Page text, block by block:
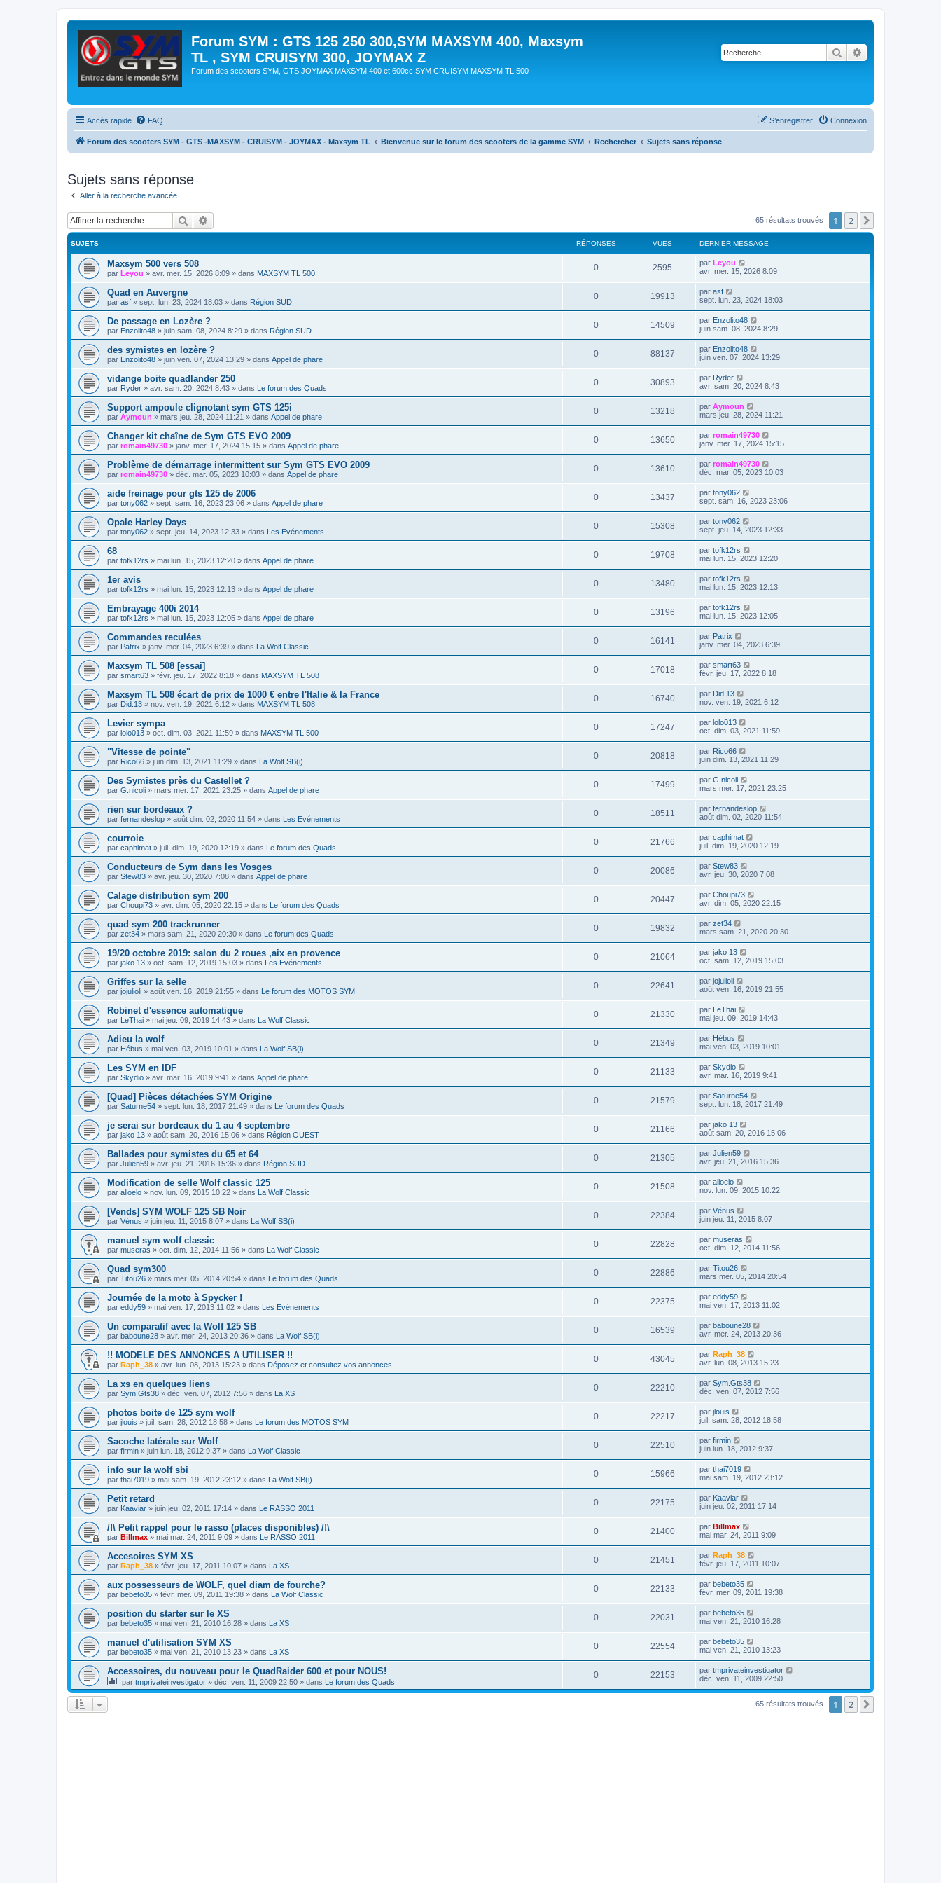
Forum SYM : GTS 125 250 300,SYM MAXSYM 400, Maxsym
TL , SYM CRUISYM 300, JOYMAX Z
Forum des scooters SYM, GTS JOYMAX MAXSYM 400 et 600cc SYM CRUISYM MAXSYM TL 500
Rechercher
Accès rapide FAQ Connexion
S’enregistrer
Forum des scooters SYM - GTS -MAXSYM - CRUISYM - JOYMAX - Maxsym TL Bienvenue sur le forum des scooters de la gamme SYM Rechercher Sujets sans réponse
Sujets sans réponse
Aller à la recherche avancée
Rechercher 65 résultats trouvés 1 2
SUJETS RÉPONSES VUES DERNIER MESSAGE
Maxsym 500 vers 508
par Leyou » avr. mer. 15, 2026 8:09 » dans MAXSYM TL 500
0 2595 par Leyou
avr. mer. 15, 2026 8:09
Quad en Auvergne
par asf » sept. lun. 23, 2024 18:03 » dans Région SUD
0 19913 par asf
sept. lun. 23, 2024 18:03
De passage en Lozère ?
par Enzolito48 » juin sam. 08, 2024 8:29 » dans Région SUD
0 14509 par Enzolito48
juin sam. 08, 2024 8:29
des symistes en lozère ?
par Enzolito48 » juin ven. 07, 2024 13:29 » dans Appel de phare
0 88137 par Enzolito48
juin ven. 07, 2024 13:29
vidange boite quadlander 250
par Ryder » avr. sam. 20, 2024 8:43 » dans Le forum des Quads
0 30893 par Ryder
avr. sam. 20, 2024 8:43
Support ampoule clignotant sym GTS 125i
par Aymoun » mars jeu. 28, 2024 11:21 » dans Appel de phare
0 13218 par Aymoun
mars jeu. 28, 2024 11:21
Changer kit chaîne de Sym GTS EVO 2009
par romain49730 » janv. mer. 17, 2024 15:15 » dans Appel de phare
0 13650 par romain49730
janv. mer. 17, 2024 15:15
Problème de démarrage intermittent sur Sym GTS EVO 2009
par romain49730 » déc. mar. 05, 2023 10:03 » dans Appel de phare
0 13610 par romain49730
déc. mar. 05, 2023 10:03
aide freinage pour gts 125 de 2006
par tony062 » sept. sam. 16, 2023 23:06 » dans Appel de phare
0 13437 par tony062
sept. sam. 16, 2023 23:06
Opale Harley Days
par tony062 » sept. jeu. 14, 2023 12:33 » dans Les Evénements
0 15308 par tony062
sept. jeu. 14, 2023 12:33
68
par tofk12rs » mai lun. 15, 2023 12:20 » dans Appel de phare
0 19708 par tofk12rs
mai lun. 15, 2023 12:20
1er avis
par tofk12rs » mai lun. 15, 2023 12:13 » dans Appel de phare
0 13480 par tofk12rs
mai lun. 15, 2023 12:13
Embrayage 400i 2014
par tofk12rs » mai lun. 15, 2023 12:05 » dans Appel de phare
0 13196 par tofk12rs
mai lun. 15, 2023 12:05
Commandes reculées
par Patrix » janv. mer. 04, 2023 6:39 » dans La Wolf Classic
0 16141 par Patrix
janv. mer. 04, 2023 6:39
Maxsym TL 508 [essai]
par smart63 » févr. jeu. 17, 2022 8:18 » dans MAXSYM TL 508
0 17018 par smart63
févr. jeu. 17, 2022 8:18
Maxsym TL 508 écart de prix de 1000 € entre l'Italie & la France
par Did.13 » nov. ven. 19, 2021 6:12 » dans MAXSYM TL 508
0 16740 par Did.13
nov. ven. 19, 2021 6:12
Levier sympa
par lolo013 » oct. dim. 03, 2021 11:59 » dans MAXSYM TL 500
0 17247 par lolo013
oct. dim. 03, 2021 11:59
"Vitesse de pointe"
par Rico66 » juin dim. 13, 2021 11:29 » dans La Wolf SB(i)
0 20818 par Rico66
juin dim. 13, 2021 11:29
Des Symistes près du Castellet ?
par G.nicoli » mars mer. 17, 2021 23:25 » dans Appel de phare
0 17499 par G.nicoli
mars mer. 17, 2021 23:25
rien sur bordeaux ?
par fernandeslop » août dim. 02, 2020 11:54 » dans Les Evénements
0 18511 par fernandeslop
août dim. 02, 2020 11:54
courroie
par caphimat » juil. dim. 19, 2020 12:19 » dans Le forum des Quads
0 21766 par caphimat
juil. dim. 19, 2020 12:19
Conducteurs de Sym dans les Vosges
par Stew83 » avr. jeu. 30, 2020 7:08 » dans Appel de phare
0 20086 par Stew83
avr. jeu. 30, 2020 7:08
Calage distribution sym 200
par Choupi73 » avr. dim. 05, 2020 22:15 » dans Le forum des Quads
0 20447 par Choupi73
avr. dim. 05, 2020 22:15
quad sym 200 trackrunner
par zet34 » mars sam. 21, 2020 20:30 » dans Le forum des Quads
0 19832 par zet34
mars sam. 21, 2020 20:30
19/20 octobre 2019: salon du 2 roues ,aix en provence
par jako 13 » oct. sam. 12, 2019 15:03 » dans Les Evénements
0 21064 par jako 13
oct. sam. 12, 2019 15:03
Griffes sur la selle
par jojulioli » août ven. 16, 2019 21:55 » dans Le forum des MOTOS SYM
0 22641 par jojulioli
août ven. 16, 2019 21:55
Robinet d'essence automatique
par LeThai » mai jeu. 09, 2019 14:43 » dans La Wolf Classic
0 21330 par LeThai
mai jeu. 09, 2019 14:43
Adieu la wolf
par Hébus » mai ven. 03, 2019 10:01 » dans La Wolf SB(i)
0 21349 par Hébus
mai ven. 03, 2019 10:01
Les SYM en IDF
par Skydio » avr. mar. 16, 2019 9:41 » dans Appel de phare
0 21133 par Skydio
avr. mar. 16, 2019 9:41
[Quad] Pièces détachées SYM Origine
par Saturne54 » sept. lun. 18, 2017 21:49 » dans Le forum des Quads
0 21579 par Saturne54
sept. lun. 18, 2017 21:49
je serai sur bordeaux du 1 au 4 septembre
par jako 13 » août sam. 20, 2016 15:06 » dans Région OUEST
0 21166 par jako 13
août sam. 20, 2016 15:06
Ballades pour symistes du 65 et 64
par Julien59 » avr. jeu. 21, 2016 15:36 » dans Région SUD
0 21305 par Julien59
avr. jeu. 21, 2016 15:36
Modification de selle Wolf classic 125
par alloelo » nov. lun. 09, 2015 10:22 » dans La Wolf Classic
0 21508 par alloelo
nov. lun. 09, 2015 10:22
[Vends] SYM WOLF 125 SB Noir
par Vénus » juin jeu. 11, 2015 8:07 » dans La Wolf SB(i)
0 22384 par Vénus
juin jeu. 11, 2015 8:07
manuel sym wolf classic
par museras » oct. dim. 12, 2014 11:56 » dans La Wolf Classic
0 22828 par museras
oct. dim. 12, 2014 11:56
Quad sym300
par Titou26 » mars mer. 05, 2014 20:54 » dans Le forum des Quads
0 22886 par Titou26
mars mer. 05, 2014 20:54
Journée de la moto à Spycker !
par eddy59 » mai ven. 17, 2013 11:02 » dans Les Evénements
0 22375 par eddy59
mai ven. 17, 2013 11:02
Un comparatif avec la Wolf 125 SB
par baboune28 » avr. mer. 24, 2013 20:36 » dans La Wolf SB(i)
0 16539 par baboune28
avr. mer. 24, 2013 20:36
!! MODELE DES ANNONCES A UTILISER !!
par Raph_38 » avr. lun. 08, 2013 15:23 » dans Déposez et consultez vos annonces
0 43045 par Raph_38
avr. lun. 08, 2013 15:23
La xs en quelques liens
par Sym.Gts38 » déc. ven. 07, 2012 7:56 » dans La XS
0 22210 par Sym.Gts38
déc. ven. 07, 2012 7:56
photos boite de 125 sym wolf
par jlouis » juil. sam. 28, 2012 18:58 » dans Le forum des MOTOS SYM
0 22217 par jlouis
juil. sam. 28, 2012 18:58
Sacoche latérale sur Wolf
par firmin » juin lun. 18, 2012 9:37 » dans La Wolf Classic
0 22510 par firmin
juin lun. 18, 2012 9:37
info sur la wolf sbi
par thai7019 » mai sam. 19, 2012 23:12 » dans La Wolf SB(i)
0 15966 par thai7019
mai sam. 19, 2012 23:12
Petit retard
par Kaaviar » juin jeu. 02, 2011 17:14 » dans Le RASSO 2011
0 22175 par Kaaviar
juin jeu. 02, 2011 17:14
/!\ Petit rappel pour le rasso (places disponibles) /!\
par Billmax » mai mar. 24, 2011 9:09 » dans Le RASSO 2011
0 21400 par Billmax
mai mar. 24, 2011 9:09
Accesoires SYM XS
par Raph_38 » févr. jeu. 17, 2011 10:07 » dans La XS
0 21451 par Raph_38
févr. jeu. 17, 2011 10:07
aux possesseurs de WOLF, quel diam de fourche?
par bebeto35 » févr. mer. 09, 2011 19:38 » dans La Wolf Classic
0 22133 par bebeto35
févr. mer. 09, 2011 19:38
position du starter sur le XS
par bebeto35 » mai ven. 21, 2010 16:28 » dans La XS
0 22031 par bebeto35
mai ven. 21, 2010 16:28
manuel d'utilisation SYM XS
par bebeto35 » mai ven. 21, 2010 13:23 » dans La XS
0 22554 par bebeto35
mai ven. 21, 2010 13:23
Accessoires, du nouveau pour le QuadRaider 600 et pour NOUS!
par tmprivateinvestigator » déc. ven. 11, 2009 22:50 » dans Le forum des Quads
0 22153 par tmprivateinvestigator
déc. ven. 11, 2009 22:50
65 résultats trouvés 1 2